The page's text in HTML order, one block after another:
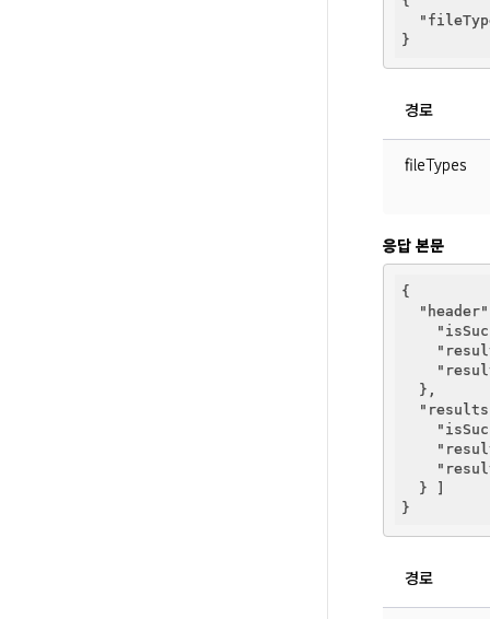
경로
fileTypes
응답 본문
{
"header"
  },
  } ]
경로